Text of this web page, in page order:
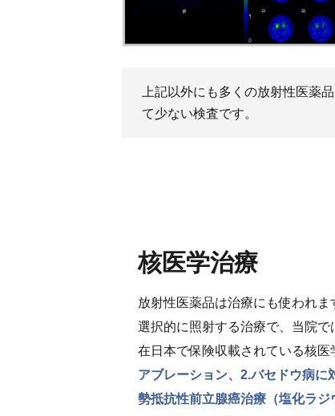
上記以外にも多くの放射性医薬
て少ない検査です。
核医学治療
放射性医薬品は治療にも使われ
選択的に照射する治療で、当院
在日本で保険収載されている核医
アブレーション、2.バセドウ病に
勢抵抗性前立腺癌治療（塩化ラ